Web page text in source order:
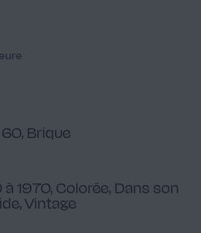
Brique
1970, Colorée, Dans son
Vintage